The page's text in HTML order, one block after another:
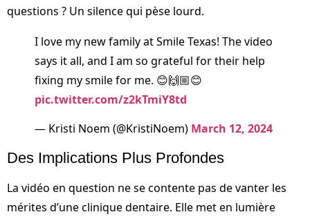
questions ? Un silence qui pèse lourd.
I love my new family at Smile Texas! The video
says it all, and I am so grateful for their help
fixing my smile for me. 😊🙌🏼😊
pic.twitter.com/z2kTmiY8td
— Kristi Noem (@KristiNoem) March 12, 2024
Des Implications Plus Profondes
La vidéo en question ne se contente pas de vanter les
mérites d’une clinique dentaire. Elle met en lumière